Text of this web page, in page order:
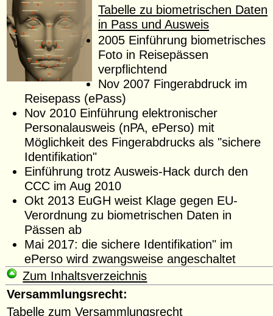
Tabelle zu biometrischen Daten
in Pass und Ausweis
2005 Einführung biometrisches
Foto in Reisepässen
verpflichtend
Nov 2007 Fingerabdruck im
Reisepass (ePass)
Nov 2010 Einführung elektronischer
Personalausweis (nPA, ePerso) mit
Möglichkeit des Fingerabdrucks als "sichere
Identifikation"
Einführung trotz Ausweis-Hack durch den
CCC im Aug 2010
Okt 2013 EuGH weist Klage gegen EU-
Verordnung zu biometrischen Daten in
Pässen ab
Mai 2017: die sichere Identifikation" im
ePerso wird zwangsweise angeschaltet
Zum Inhaltsverzeichnis
Versammlungsrecht:
Tabelle zum Versammlungsrecht